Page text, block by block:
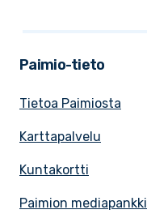
Paimio-tieto
Tietoa Paimiosta
Karttapalvelu
Kuntakortti
Paimion mediapankki